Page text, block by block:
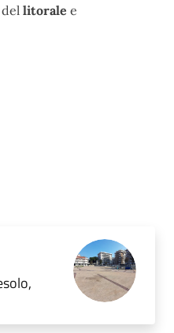
litorale e